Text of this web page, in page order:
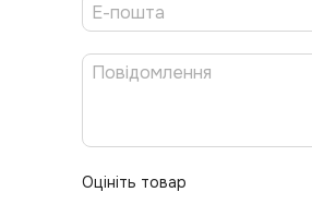
Оцініть товар